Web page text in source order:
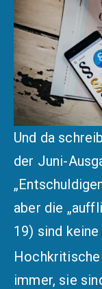
Und da
der Juni-
aber die
19) sind keine
immer, sie